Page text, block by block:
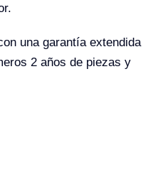
una garantía extendida
2 años de piezas y